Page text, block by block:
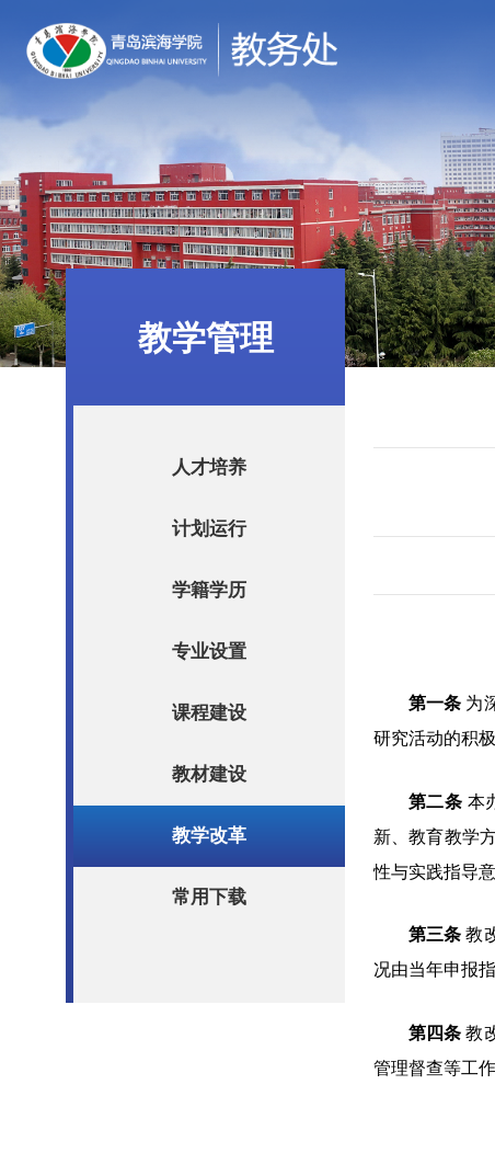
教学管理
人才培养
计划运行
学籍学历
专业设置
课程建设
教材建设
教学改革
常用下载
第一条 为
研究活动的积
第二条 本
新、教育教学
性与实践指导
第三条 教
况由当年申报
第四条 教
管理督查等工